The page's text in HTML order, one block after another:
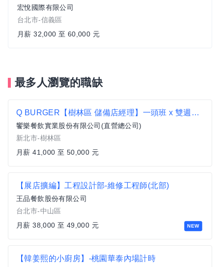
宏悅國際有限公司
台北市-信義區
月薪 32,000 至 60,000 元
最多人瀏覽的職缺
Q BURGER【樹林區 儲備店經理】一頭班 x 雙週發薪 x 過年連休5天
饗樂餐飲實業股份有限公司(直營總公司)
新北市-樹林區
月薪 41,000 至 50,000 元
NEW
【展店擴編】工程設計部-維修工程師(北部)
王品餐飲股份有限公司
台北市-中山區
月薪 38,000 至 49,000 元
【韓姜熙的小廚房】-桃園華泰內場計時